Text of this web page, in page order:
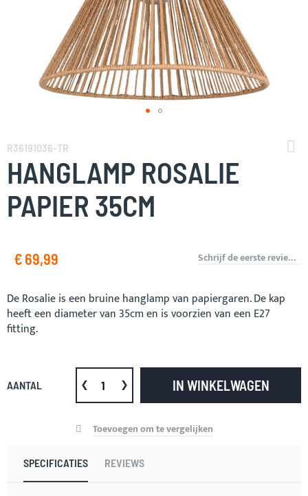
naar
het
begin
van
de
afbeeldingen-
R36191036-TR
HANGLAMP ROSALIE
PAPIER 35CM
€ 69,99 Schrijf de eerste review over dit product
De Rosalie is een bruine hanglamp van papiergaren. De kap
heeft een diameter van 35cm en is voorzien van een E27
fitting.
AANTAL IN WINKELWAGEN
Toevoegen om te vergelijken
SPECIFICATIES REVIEWS